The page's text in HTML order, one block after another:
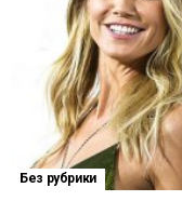
Без рубрики